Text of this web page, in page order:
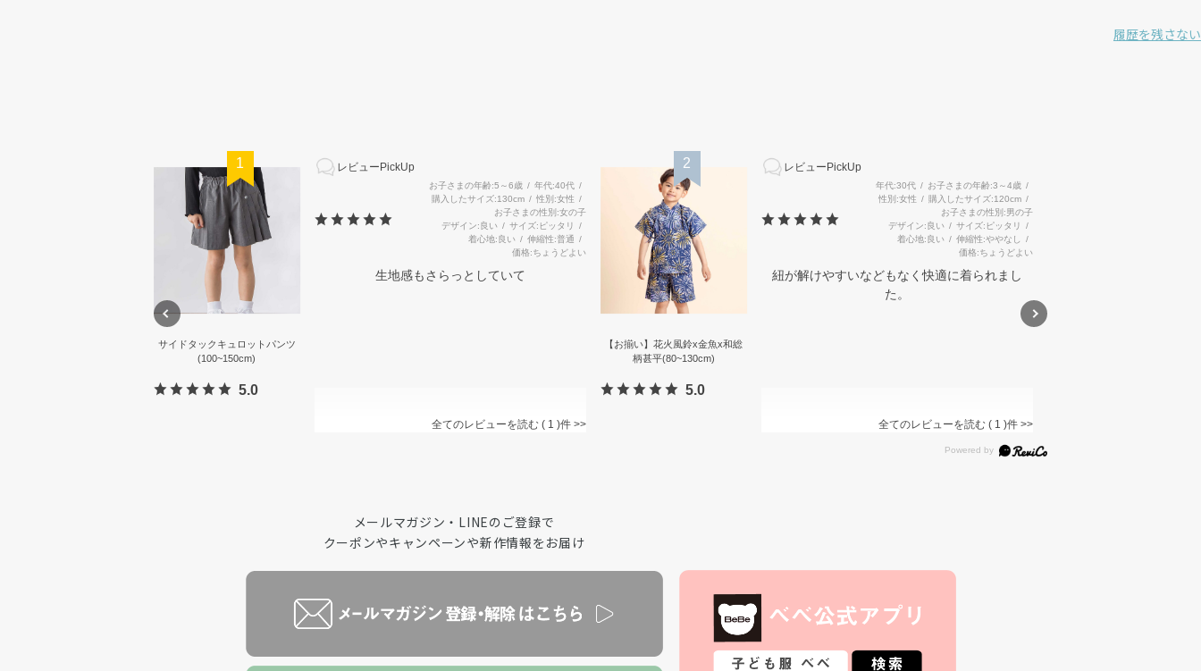
履歴を残さない
1
サイドタックキュロットパンツ
(100~150cm)
5.0
レビューPickUp
お子さまの年齢 5～6歳 年代 40代
購入したサイズ 130cm 性別 女性
お子さまの性別 女の子
デザイン 良い サイズ ピッタリ
着心地 良い 伸縮性 普通
価格 ちょうどよい
生地感もさらっとしていて
全てのレビューを読む 1
2
【お揃い】花火風鈴x金魚x和総
柄甚平(80~130cm)
5.0
レビューPickUp
年代 30代 お子さまの年齢 3～4歳
性別 女性 購入したサイズ 120cm
お子さまの性別 男の子
デザイン 良い サイズ ピッタリ
着心地 良い 伸縮性 ややなし
価格 ちょうどよい
紐が解けやすいなどもなく快適に着られまし
た。
全てのレビューを読む 1
メールマガジン・LINEのご登録で
クーポンやキャンペーンや新作情報をお届け